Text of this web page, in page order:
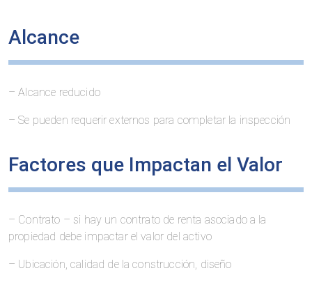
Alcance
– Alcance reducido
– Se pueden requerir externos para completar la inspección
Factores que Impactan el Valor
– Contrato – si hay un contrato de renta asociado a la
propiedad debe impactar el valor del activo
– Ubicación, calidad de la construcción, diseño